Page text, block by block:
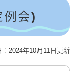
例会)
：2024年10月11日更新